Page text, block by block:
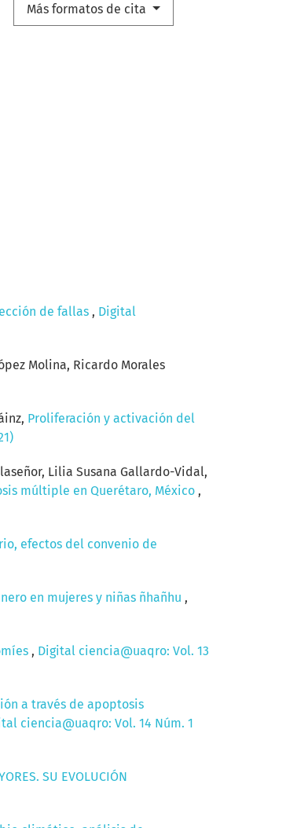
Más formatos de cita
de fallas , Digital
Molina, Ricardo Morales
Proliferación y activación del
Lilia Susana Gallardo-Vidal,
múltiple en Querétaro, México ,
efectos del convenio de
en mujeres y niñas ñhañhu ,
, Digital ciencia@uaqro: Vol. 13
a través de apoptosis
ciencia@uaqro: Vol. 14 Núm. 1
SU EVOLUCIÓN